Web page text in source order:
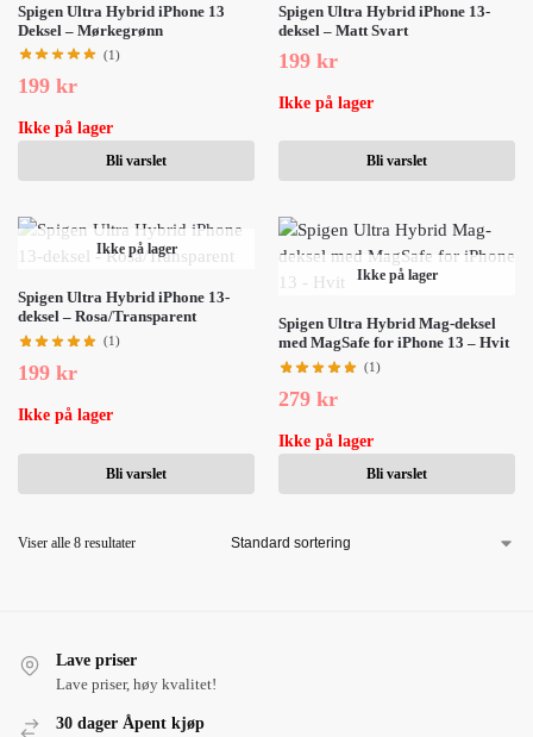
Spigen Ultra Hybrid iPhone 13
Deksel – Mørkegrønn
(1)
199 kr
Ikke på lager
Bli varslet
Spigen Ultra Hybrid iPhone 13-
deksel – Matt Svart
199 kr
Ikke på lager
Bli varslet
Ikke på lager
Spigen Ultra Hybrid iPhone 13-
deksel – Rosa/Transparent
(1)
199 kr
Ikke på lager
Bli varslet
Ikke på lager
Spigen Ultra Hybrid Mag-deksel
med MagSafe for iPhone 13 – Hvit
(1)
279 kr
Ikke på lager
Bli varslet
Viser alle 8 resultater
Lave priser
Lave priser, høy kvalitet!
30 dager Åpent kjøp